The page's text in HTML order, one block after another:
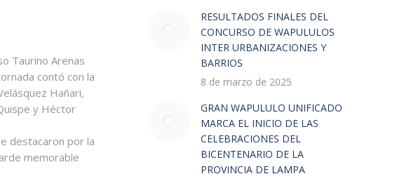
Taurino Arenas
contó con la
Hañari,
y Héctor
destacaron por la
memorable
RESULTADOS FINALES DEL
CONCURSO DE WAPULULOS
INTER URBANIZACIONES Y
BARRIOS
8 de marzo de 2025
GRAN WAPULULO UNIFICADO
MARCA EL INICIO DE LAS
CELEBRACIONES DEL
BICENTENARIO DE LA
PROVINCIA DE LAMPA